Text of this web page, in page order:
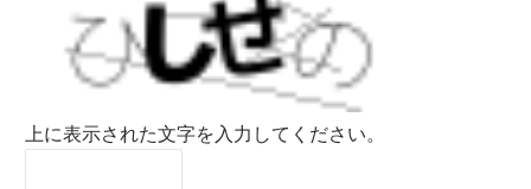
上に表示された文字を入力してください。